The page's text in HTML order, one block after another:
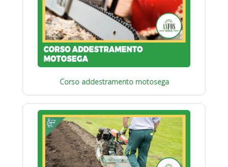
Corso addestramento motosega